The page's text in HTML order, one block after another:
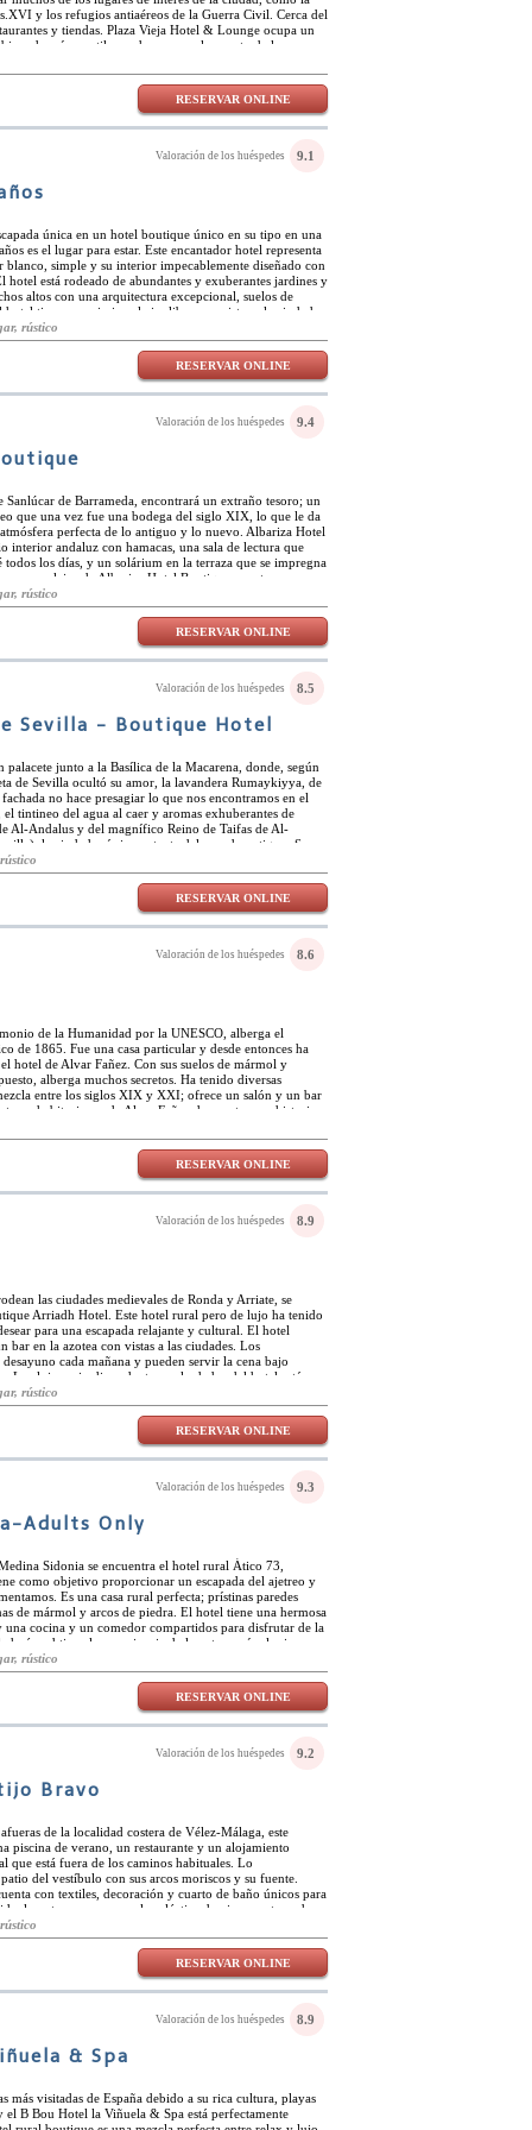
y los refugios antiaéreos de la Guerra Civil. Cerca del
y tiendas. Plaza Vieja Hotel & Lounge ocupa un
así un estilo moderno con el encanto de lo
de forma individual, son cómodas y elegantes y cuentan
lujosos colchones a duchas de efecto lluvia en los baños.
y tienen Wi-Fi gratuito. Una característica especial
Los baños termales ofrecen diversas piscinas y
y masajes. Cada suite incluye una sesión en los baños
RESERVAR ONLINE
Valoración de los huéspedes 9.1
única en un hotel boutique único en su tipo en una
es el lugar para estar. Este encantador hotel representa
blanco, simple y su interior impecablemente diseñado con
está rodeado de abundantes y exuberantes jardines y
altos con una arquitectura excepcional, suelos de
tiene una piscina al aire libre con vistas a la ciudad
transmiten una sensación de tranquilidad gracias a sus
entre sus techos y marcos de ventanas. Son rústicos y
con modernas comodidades para garantizar una estancia
ubica en el Barrio Judío, ofreciendo relatos de rica historia
árabes del siglo XIII se encuentran frente al hotel y
rústico
RESERVAR ONLINE
Valoración de los huéspedes 9.4
Sanlúcar de Barrameda, encontrará un extraño tesoro; un
que una vez fue una bodega del siglo XIX, lo que le da
perfecta de lo antiguo y lo nuevo. Albariza Hotel
interior andaluz con hamacas, una sala de lectura que
los días, y un solárium en la terraza que se impregna
con azulejos de Albariza Hotel Boutique cuentan con un
a la arquitectura y ofrecen servicios modernos. Las
Albariza Hotel Boutique puede asistirle con
es una reserva natural cercana perfecta para explorar
privadas. Además, hay muchas actividades acuáticas
debido a la proximidad a la playa.
rústico
RESERVAR ONLINE
Valoración de los huéspedes 8.5
Sevilla - Boutique Hotel
palacete junto a la Basílica de la Macarena, donde, según
de Sevilla ocultó su amor, la lavandera Rumaykiyya, de
no hace presagiar lo que nos encontramos en el
tintineo del agua al caer y aromas exhuberantes de
Al-Andalus y del magnífico Reino de Taifas de Al-
la ciudad más importante del mundo antiguo. Su
materiales artesanales que se utilizaban en Sevilla hace
mudéjar, alrededor del cual se disponen las diferentes
cafetería, la escalera de caracol, y las 15
RESERVAR ONLINE
Valoración de los huéspedes 8.6
de la Humanidad por la UNESCO, alberga el
de 1865. Fue una casa particular y desde entonces ha
hotel de Alvar Fañez. Con sus suelos de mármol y
alberga muchos secretos. Ha tenido diversas
entre los siglos XIX y XXI; ofrece un salón y un bar
habitaciones de Alvar Fañez demuestran su historia a
de madera, candelabros de cristal, cortinas regias y suelos
han sido bien mantenidas para brindarle una estancia
histórico Alvar Fañez está muy cerca de todo lo que
encuentra en Palacio, un restaurante cercano, y la cultura
de este pueblo histórico.
RESERVAR ONLINE
Valoración de los huéspedes 8.9
las ciudades medievales de Ronda y Arriate, se
Arriadh Hotel. Este hotel rural pero de lujo ha tenido
para una escapada relajante y cultural. El hotel
en la azotea con vistas a las ciudades. Los
cada mañana y pueden servir la cena bajo
Los lujosos jardines dentro y alrededor del hotel están
siesta por la tarde. Las habitaciones del Hotel Arriadh
tradicionales y divertidas del sur de España, pero
modernas. Cada habitación ofrece el lujo de
de las magníficas puestas de sol de la región.
los huéspedes pueden disfrutar de la maravillosa
de rutas de senderismo, ciclismo y moto en las
rústico
RESERVAR ONLINE
Valoración de los huéspedes 9.3
Adults Only
Sidonia se encuentra el hotel rural Ático 73,
como objetivo proporcionar un escapada del ajetreo y
Es una casa rural perfecta; prístinas paredes
de mármol y arcos de piedra. El hotel tiene una hermosa
una cocina y un comedor compartidos para disfrutar de la
huésped tiene la experiencia de la autonomía al mismo
del hotel son una mezcla entre apartamentos,
una tiene su propio toque único y están impecablemente
espacios son compartidos, las habitaciones son muy
El hotel se encuentra a poca distancia en coche de
de la región, incluidos varios campos de golf como
viendo a la gente pasar.
rústico
RESERVAR ONLINE
Valoración de los huéspedes 9.2
Bravo
de la localidad costera de Vélez-Málaga, este
piscina de verano, un restaurante y un alojamiento
que está fuera de los caminos habituales. Lo
del vestíbulo con sus arcos moriscos y su fuente.
con textiles, decoración y cuarto de baño únicos para
con una mezcla ecléctica de piezas, retroceda a
o al turismo de masas. Deléitese en la terraza al aire
Descanse en las sillas de mimbre y deleite sus ojos
de la ciudad ubicada en el valle. Relájese en la sala
El elegante comedor con su chimenea central y
hacen de las comidas algo especial en B Bou Hotel
RESERVAR ONLINE
Valoración de los huéspedes 8.9
& Spa
más visitadas de España debido a su rica cultura, playas
el B Bou Hotel la Viñuela & Spa está perfectamente